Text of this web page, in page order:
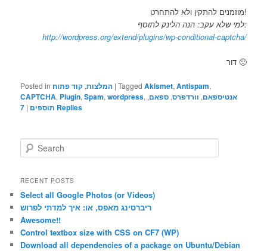
מוזמנים להתקין ולא להתחרט!
למי שלא עקב: הנה הלינק לתוסף:
http://wordpress.org/extend/plugins/wp-conditional-captcha/
דור 🙂
Posted in המלצות, קוד פתוח |Tagged Akismet,Antispam,
CAPTCHA, Plugin,Spam,wordpress, אנטיספאם, וורדפרס, ספאם,
תוספים |
7 Replies
e
r
h
RECENT POSTS
Select all Google Photos (or Videos)
ריברסינג מאפס, או: איך למדתי לפרוש
Awesome!!
Control textbox size with CSS on CF7 (WP)
Download all dependencies of a package on Ubuntu/Debian